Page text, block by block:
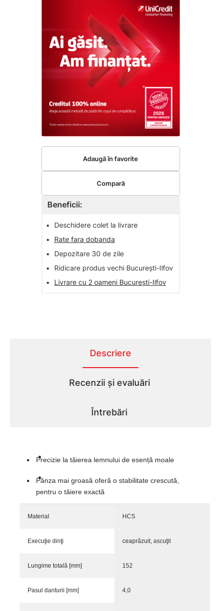
Beneficii:
•
Deschidere colet la livrare
•
Rate fara dobanda
•
Depozitare 30 de zile
•
Ridicare produs vechi București-Ilfov
•
Livrare cu 2 oameni București-Ilfov
Adaugă în favorite
Compară
Descriere
Recenzii și evaluări
Întrebări
Precizie la tăierea lemnului de esență moale
Pânza mai groasă oferă o stabilitate crescută,
pentru o tăiere exactă
Material HCS
Execuţie dinţi ceaprăzuit, ascuţit
Lungime totală [mm] 152
Pasul danturii [mm] 4,0